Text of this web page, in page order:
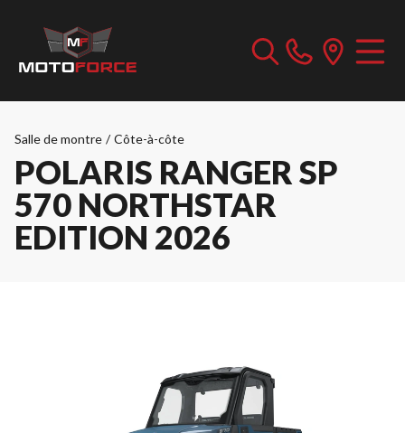
Salle de montre / Côte-à-côte
POLARIS RANGER SP
570 NORTHSTAR
EDITION 2026